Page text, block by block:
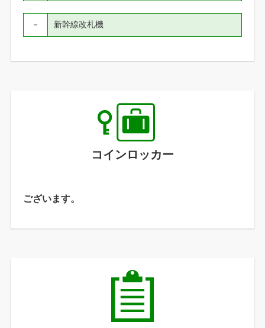
新幹線改札機
－
コインロッカー
ございます。